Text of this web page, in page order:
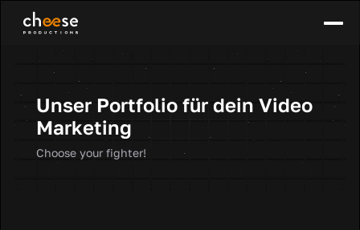
Unser Portfolio für dein Video
Marketing
Choose your fighter!